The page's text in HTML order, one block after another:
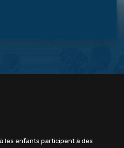
les enfants participent à des